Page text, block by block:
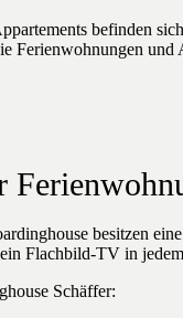
befinden
Ferienwohnungen und
besitzen
Flachbild-TV in
Schäffer: